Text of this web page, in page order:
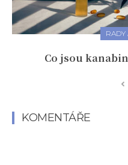
RADY
Co jsou
KOMENTÁŘE